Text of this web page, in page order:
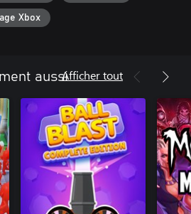
Xbox
aussiAfficher tout